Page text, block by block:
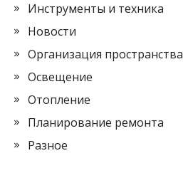
Инструменты и техника
Новости
Организация пространства
Освещение
Отопление
Планирование ремонта
Разное